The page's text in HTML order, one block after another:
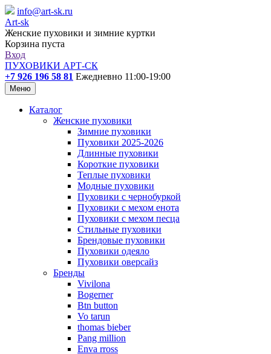
info@art-sk.ru
Art-sk
Женские пуховики и зимние куртки
Корзина пуста
Вход
ПУХОВИКИ АРТ-СК
+7 926 196 58 81 Ежедневно 11:00-19:00
Меню
Каталог
Женские пуховики
Зимние пуховики
Пуховики 2025-2026
Длинные пуховики
Короткие пуховики
Теплые пуховики
Модные пуховики
Пуховики с чернобуркой
Пуховики с мехом енота
Пуховики с мехом песца
Стильные пуховики
Брендовые пуховики
Пуховики одеяло
Пуховики оверсайз
Бренды
Vivilona
Bogerner
Btn button
Vo tarun
thomas bieber
Pang million
Enva rross